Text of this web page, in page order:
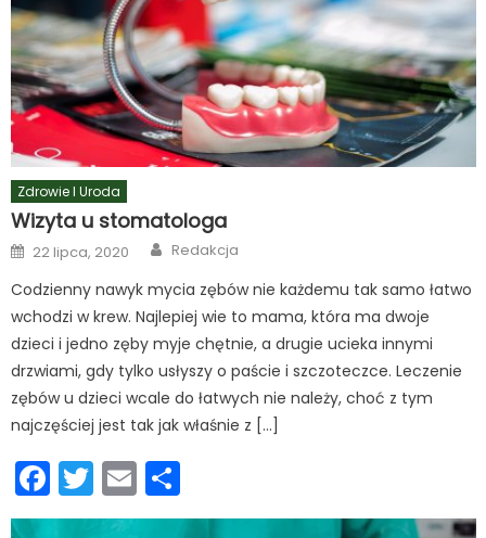
Zdrowie I Uroda
Wizyta u stomatologa
Posted
on
22 lipca, 2020 Author
Redakcja
Codzienny nawyk mycia zębów nie każdemu tak samo łatwo
wchodzi w krew. Najlepiej wie to mama, która ma dwoje
dzieci i jedno zęby myje chętnie, a drugie ucieka innymi
drzwiami, gdy tylko usłyszy o paście i szczoteczce. Leczenie
zębów u dzieci wcale do łatwych nie należy, choć z tym
najczęściej jest tak jak właśnie z […]
Facebook
Twitter
Email
się